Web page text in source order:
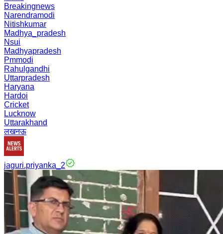
Breakingnews
Narendramodi
Nitishkumar
Madhya_pradesh
Nsui
Madhyapradesh
Pmmodi
Rahulgandhi
Uttarpradesh
Haryana
Hardoi
Cricket
Lucknow
Uttarakhand
लखनऊ
jaguri.priyanka_2